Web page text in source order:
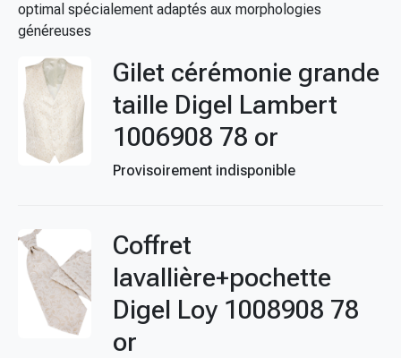
optimal spécialement adaptés aux morphologies
généreuses
Gilet cérémonie grande
taille Digel Lambert
1006908 78 or
Provisoirement indisponible
Coffret
lavallière+pochette
Digel Loy 1008908 78
or